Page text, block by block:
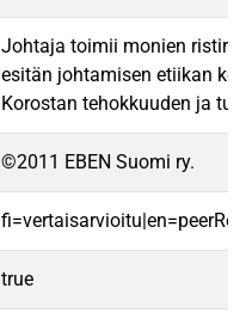
Johtaja toimii monien
esitän johtamisen etiikan
Korostan tehokkuuden ja
©2011 EBEN Suomi ry.
true